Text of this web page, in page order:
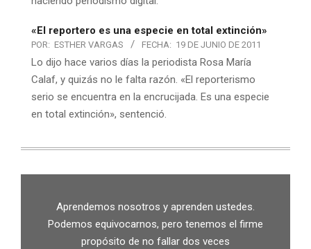
«El reportero es una especie en total extinción»
POR: ESTHER VARGAS FECHA: 19 DE JUNIO DE 2011
Lo dijo hace varios días la periodista Rosa María
Calaf, y quizás no le falta razón. «El reporterismo
serio se encuentra en la encrucijada. Es una especie
en total extinción», sentenció.
Aprendemos nosotros y aprenden ustedes.
Podemos equivocarnos, pero tenemos el firme
propósito de no fallar dos veces